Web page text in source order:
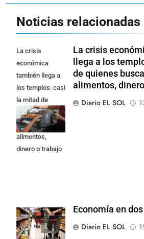
Noticias relacionadas
La crisis
económica
también llega a
los templos: casi
la mitad de
quienes buscan
ayuda pide
alimentos,
dinero o trabajo
La crisis
llega a los
de quienes
alimentos,
Diario EL SOL
Economía en
Diario EL SOL